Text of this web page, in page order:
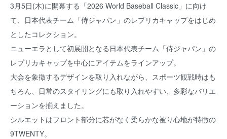
3月5日(木)に開幕する「2026 World Baseball Classic」に向け
て、日本代表チーム「侍ジャパン」のレプリカキャップをはじめ
としたコレクション。
ニューエラとして初展開となる日本代表チーム「侍ジャパン」の
レプリカキャップを中心にアイテムをラインアップ。
大会を象徴するデザインを取り入れながら、スポーツ観戦時はも
ちろん、日常のスタイリングにも取り入れやすい、多彩なバリエ
ーションを揃えました。
シルエットはフロント部分に芯がなく柔らかな被り心地が特徴の
9TWENTY。